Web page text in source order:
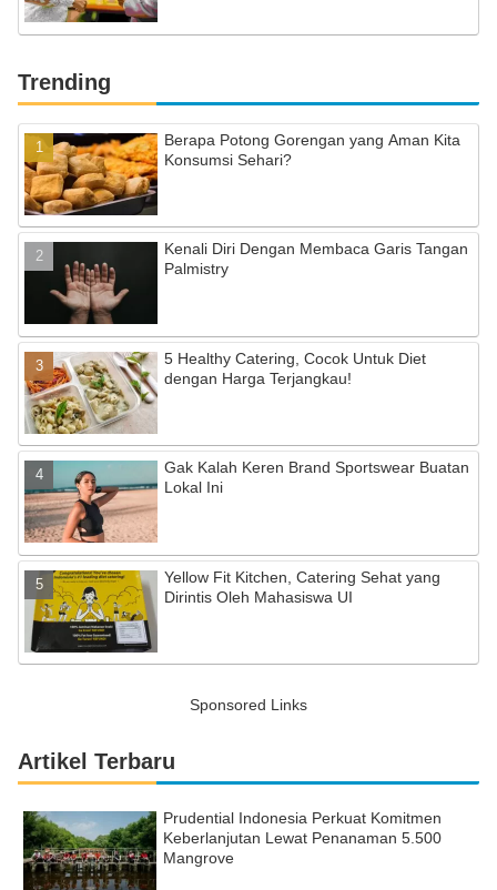
Trending
Berapa Potong Gorengan yang Aman Kita
Konsumsi Sehari?
Kenali Diri Dengan Membaca Garis Tangan
Palmistry
5 Healthy Catering, Cocok Untuk Diet
dengan Harga Terjangkau!
Gak Kalah Keren Brand Sportswear Buatan
Lokal Ini
Yellow Fit Kitchen, Catering Sehat yang
Dirintis Oleh Mahasiswa UI
Sponsored Links
Artikel Terbaru
Prudential Indonesia Perkuat Komitmen
Keberlanjutan Lewat Penanaman 5.500
Mangrove